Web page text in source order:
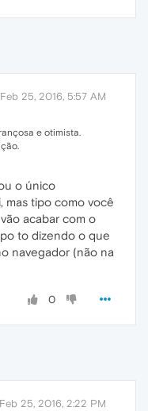
Feb 25, 2016, 5:57 AM
e otimista.
o único
mas tipo como você
acabar com o
to dizendo o que
navegador (não na
0
Feb 25, 2016, 2:22 PM